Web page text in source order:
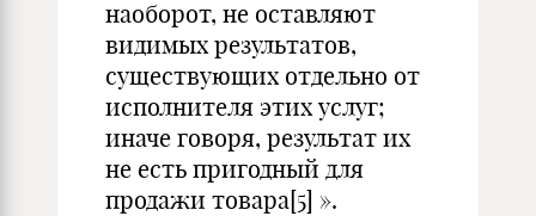
наоборот, не оставляют
видимых результатов,
существующих отдельно от
исполнителя этих услуг;
иначе говоря, результат их
не есть пригодный для
продажи товара[5] ».